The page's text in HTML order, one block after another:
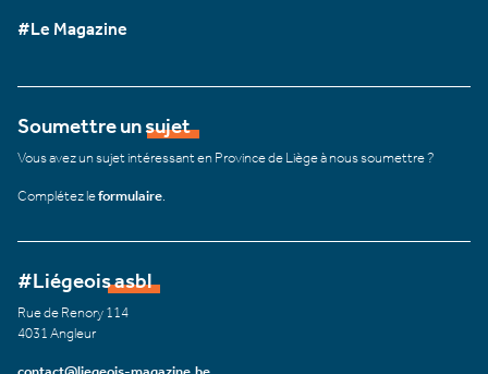
#Le Magazine
Soumettre un sujet
Vous avez un sujet intéressant en Province de Liège à nous soumettre ?
Complétez leformulaire
#Liégeois asbl
Rue de Renory 114
4031 Angleur